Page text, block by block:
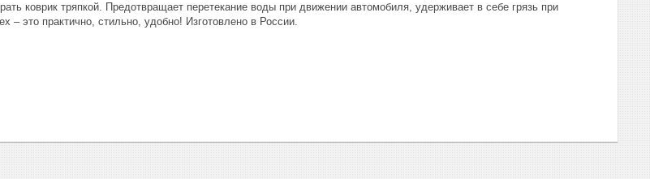
коврик тряпкой. Предотвращает перетекание воды при движении автомобиля, удерживает в себе грязь при
– это практично, стильно, удобно! Изготовлено в России.